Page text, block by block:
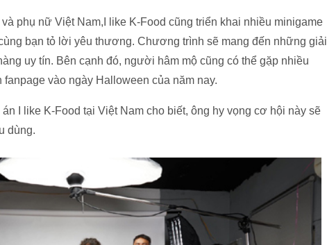
phụ nữ Việt Nam,I like K-Food cũng triển khai nhiều minigame
bạn tỏ lời yêu thương. Chương trình sẽ mang đến những giải
uy tín. Bên cạnh đó, người hâm mộ cũng có thể gặp nhiều
vào ngày Halloween của năm nay.
I like K-Food tại Việt Nam cho biết, ông hy vọng cơ hội này sẽ
dùng.